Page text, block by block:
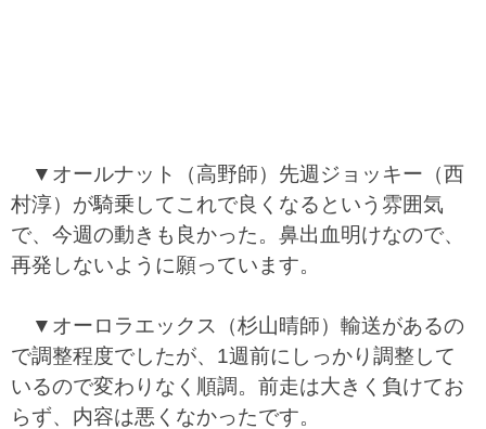
▼オールナット（高野師）先週ジョッキー（西
村淳）が騎乗してこれで良くなるという雰囲気
で、今週の動きも良かった。鼻出血明けなので、
再発しないように願っています。
▼オーロラエックス（杉山晴師）輸送があるの
で調整程度でしたが、1週前にしっかり調整して
いるので変わりなく順調。前走は大きく負けてお
らず、内容は悪くなかったです。